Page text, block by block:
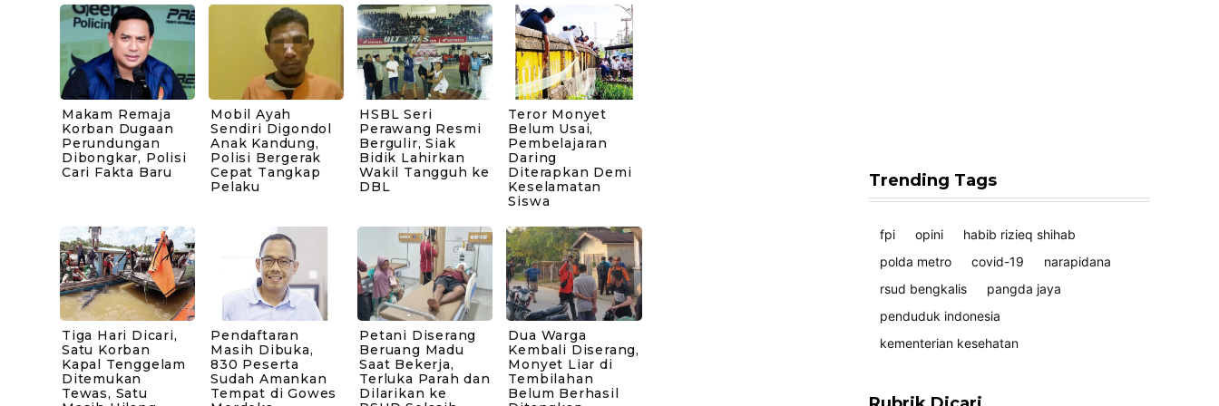
Makam Remaja
Korban Dugaan
Perundungan
Dibongkar, Polisi
Cari Fakta Baru
Mobil Ayah
Sendiri Digondol
Anak Kandung,
Polisi Bergerak
Cepat Tangkap
Pelaku
HSBL Seri
Perawang Resmi
Bergulir, Siak
Bidik Lahirkan
Wakil Tangguh ke
DBL
Teror Monyet
Belum Usai,
Pembelajaran
Daring
Diterapkan Demi
Keselamatan
Siswa
Tiga Hari Dicari,
Satu Korban
Kapal Tenggelam
Ditemukan
Tewas, Satu
Pendaftaran
Masih Dibuka,
830 Peserta
Sudah Amankan
Tempat di Gowes
Petani Diserang
Beruang Madu
Saat Bekerja,
Terluka Parah dan
Dilarikan ke
Dua Warga
Kembali Diserang,
Monyet Liar di
Tembilahan
Belum Berhasil
Trending Tags
fpi opini
habib rizieq shihab
polda metro
covid-19
narapidana
rsud bengkalis
pangda jaya
penduduk indonesia
kementerian kesehatan